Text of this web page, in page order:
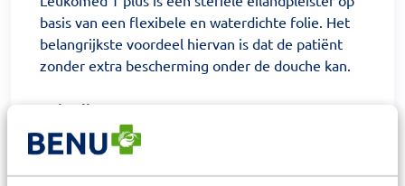
basis van een flexibele en waterdichte folie. Het
belangrijkste voordeel hiervan is dat de patiënt
zonder extra bescherming onder de douche kan.
Gebruik:
Post-operatieve wondpleister. Bij behandeling van
onder andere snij- en schaafwonden. Ideaal als
bescherming tegen externe factoren als vocht en